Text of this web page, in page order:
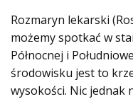
Rozmaryn lekarski
możemy spotkać w
Północnej i
środowisku jest to
wysokości. Nic jednak